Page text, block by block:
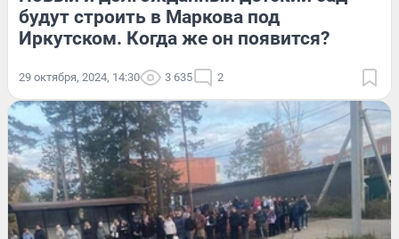
будут строить в Маркова под
Иркутском. Когда же он появится?
29 октября, 2024, 14:30 3 635 2